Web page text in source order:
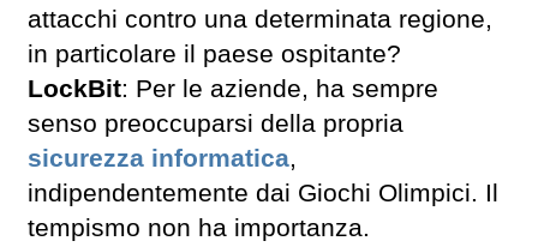
attacchi contro una determinata regione,
in particolare il paese ospitante?
LockBit: Per le aziende, ha sempre
senso preoccuparsi della propria
sicurezza informatica,
indipendentemente dai Giochi Olimpici. Il
tempismo non ha importanza.